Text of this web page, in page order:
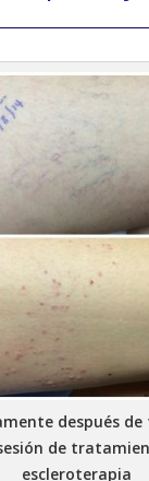
después
de
escleroterapia